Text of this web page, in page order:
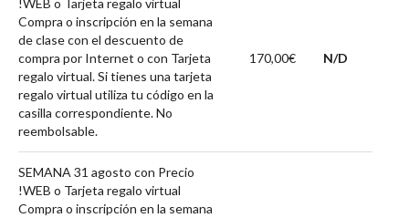
!WEB o Tarjeta regalo virtual
Compra o inscripción en la semana
de clase con el descuento de
compra por Internet o con Tarjeta
regalo virtual. Si tienes una tarjeta
regalo virtual utiliza tu código en la
casilla correspondiente. No
reembolsable.
170,00€ N/D
SEMANA 31 agosto con Precio
!WEB o Tarjeta regalo virtual
Compra o inscripción en la semana